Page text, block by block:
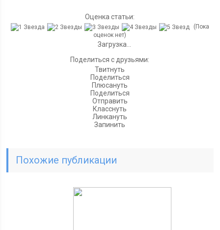
Оценка статьи:
(Пока
оценок нет)
Загрузка...
Поделиться с друзьями:
Твитнуть
Поделиться
Плюсануть
Поделиться
Отправить
Класснуть
Линкануть
Запинить
Похожие публикации